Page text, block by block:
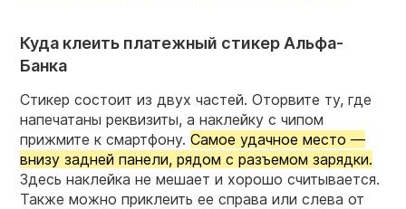
Куда клеить платежный стикер Альфа-
Банка
Стикер состоит из двух частей. Оторвите ту, где
напечатаны реквизиты, а наклейку с чипом
прижмите к смартфону. Самое удачное место —
внизу задней панели, рядом с разъемом зарядки.
Здесь наклейка не мешает и хорошо считывается.
Также можно приклеить ее справа или слева от